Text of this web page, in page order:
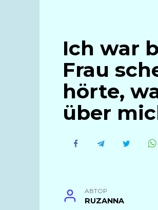
Ich war
Frau
hörte,
über
АВТОР
RUZANNA